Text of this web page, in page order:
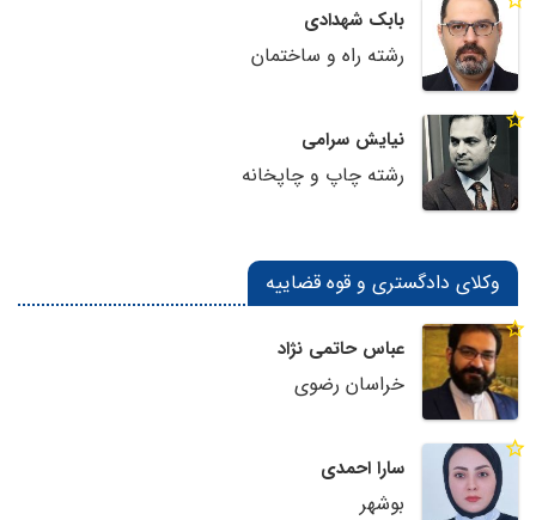
بابک شهدادی
رشته راه و ساختمان
نیایش سرامی
رشته چاپ و چاپخانه
وکلای دادگستری و قوه قضاییه
عباس حاتمی نژاد
خراسان رضوی
سارا احمدی
بوشهر